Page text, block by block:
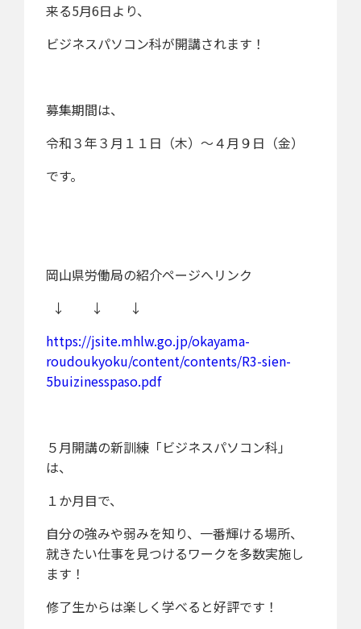
来る5月6日より、
ビジネスパソコン科が開講されます！
募集期間は、
令和３年３月１１日（木）～４月９日（金）
です。
岡山県労働局の紹介ページへリンク
↓ ↓ ↓
https://jsite.mhlw.go.jp/okayama-
roudoukyoku/content/contents/R3-sien-
5buizinesspaso.pdf
５月開講の新訓練「ビジネスパソコン科」
は、
１か月目で、
自分の強みや弱みを知り、一番輝ける場所、
就きたい仕事を見つけるワークを多数実施し
ます！
修了生からは楽しく学べると好評です！